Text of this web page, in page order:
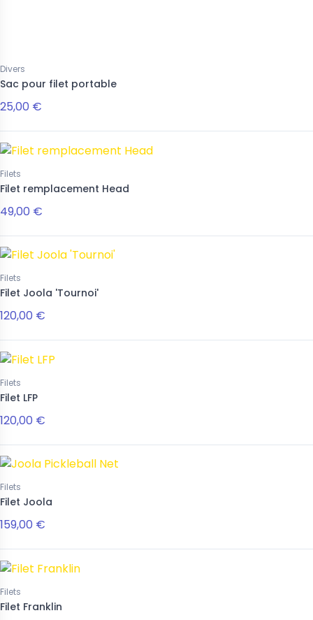
Divers
Sac pour filet portable
25,00 €
Filets
Filet remplacement Head
49,00 €
Filets
Filet Joola 'Tournoi'
120,00 €
Filets
Filet LFP
120,00 €
Filets
Filet Joola
159,00 €
Filets
Filet Franklin